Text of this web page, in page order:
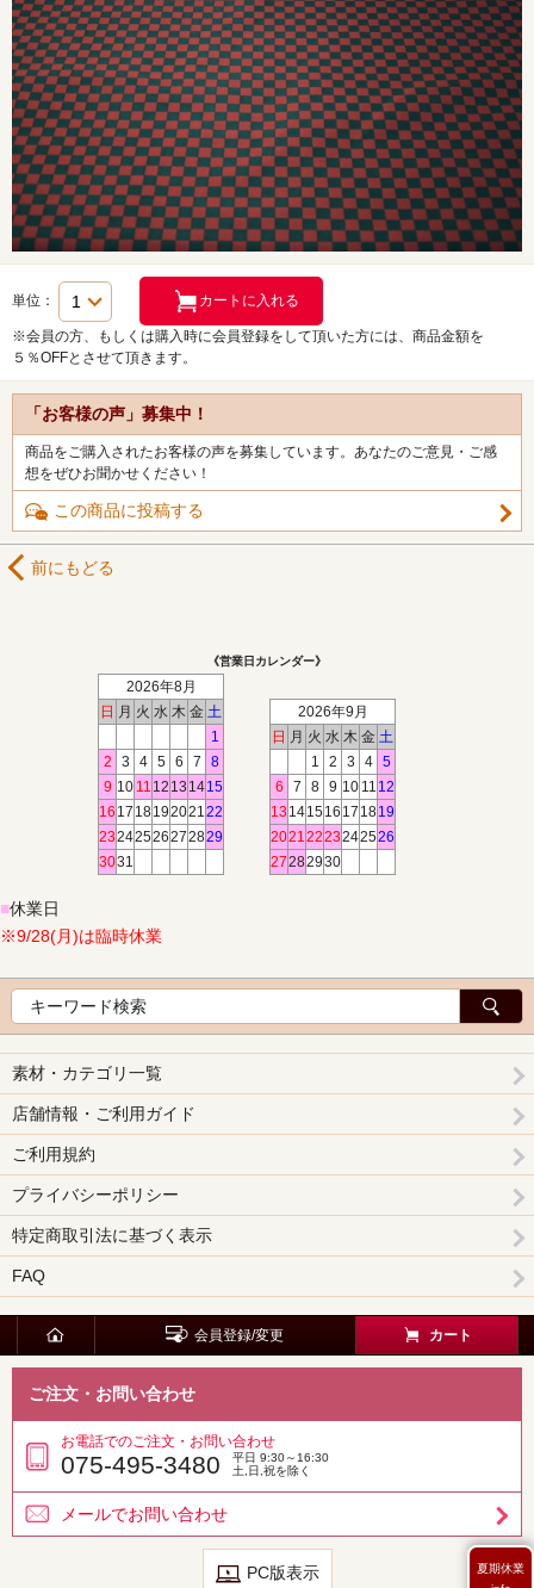
単位：
※会員の方、もしくは購入時に会員登録をして頂いた方には、商品金額を
５％OFFとさせて頂きます。
「お客様の声」募集中！
商品をご購入されたお客様の声を募集しています。あなたのご意見・ご感
想をぜひお聞かせください！
この商品に投稿する
前にもどる
《営業日カレンダー》
2026年8月
日 月 火 水 木 金 土
1
2
3 4 5 6 7
8
9 10 11 12 13 1415
16 17 1819202122
23242526272829
3031
2026年9月
日 月 火 水 木 金 土
1
2 3 4
5
6
7 8 9 10 11 12
13 141516 17 1819
20212223242526
27282930
■休業日
※9/28(月)は臨時休業
素材・カテゴリ一覧
店舗情報・ご利用ガイド
ご利用規約
プライバシーポリシー
特定商取引法に基づく表示
FAQ
会員登録/変更 カート
ご注文・お問い合わせ
お電話でのご注文・お問い合わせ
075-495-3480
平日 9:30～16:30
土,日,祝を除く
メールでお問い合わせ
PC版表示
夏期休業